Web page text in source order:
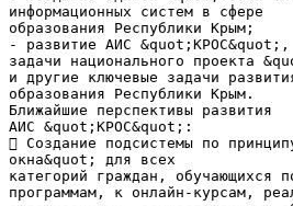
информационных систем в сфере
образования Республики Крым;
- развитие АИС &quot;КРОС&quot;,
задачи национального проекта
и другие ключевые задачи
образования Республики Крым.
Ближайшие перспективы развития
АИС &quot;КРОС&quot;:
 Создание подсистемы по
окна&quot; для всех
категорий граждан, обучающихся
программам, к онлайн-курсам,